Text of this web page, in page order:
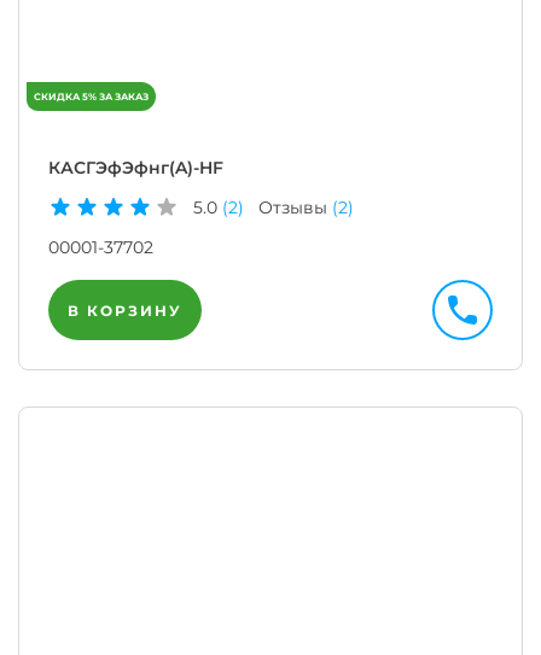
КАСГЭфЭфнг(A)-HF
5.0 (2) Отзывы (2)
00001-37702
В КОРЗИНУ